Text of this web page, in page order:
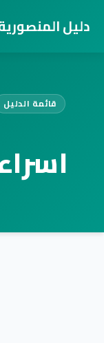
دليل
قائمة الدليل